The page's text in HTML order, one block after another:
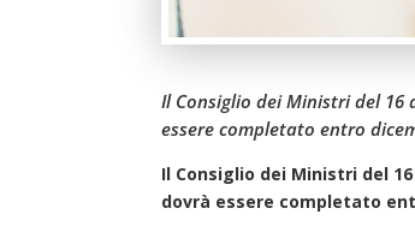
Il Consiglio dei Ministri del 16
essere completato entro
Il Consiglio dei Ministri del
dovrà essere completato